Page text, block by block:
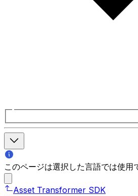
このページは選択した言語では使用
Asset Transformer SDK